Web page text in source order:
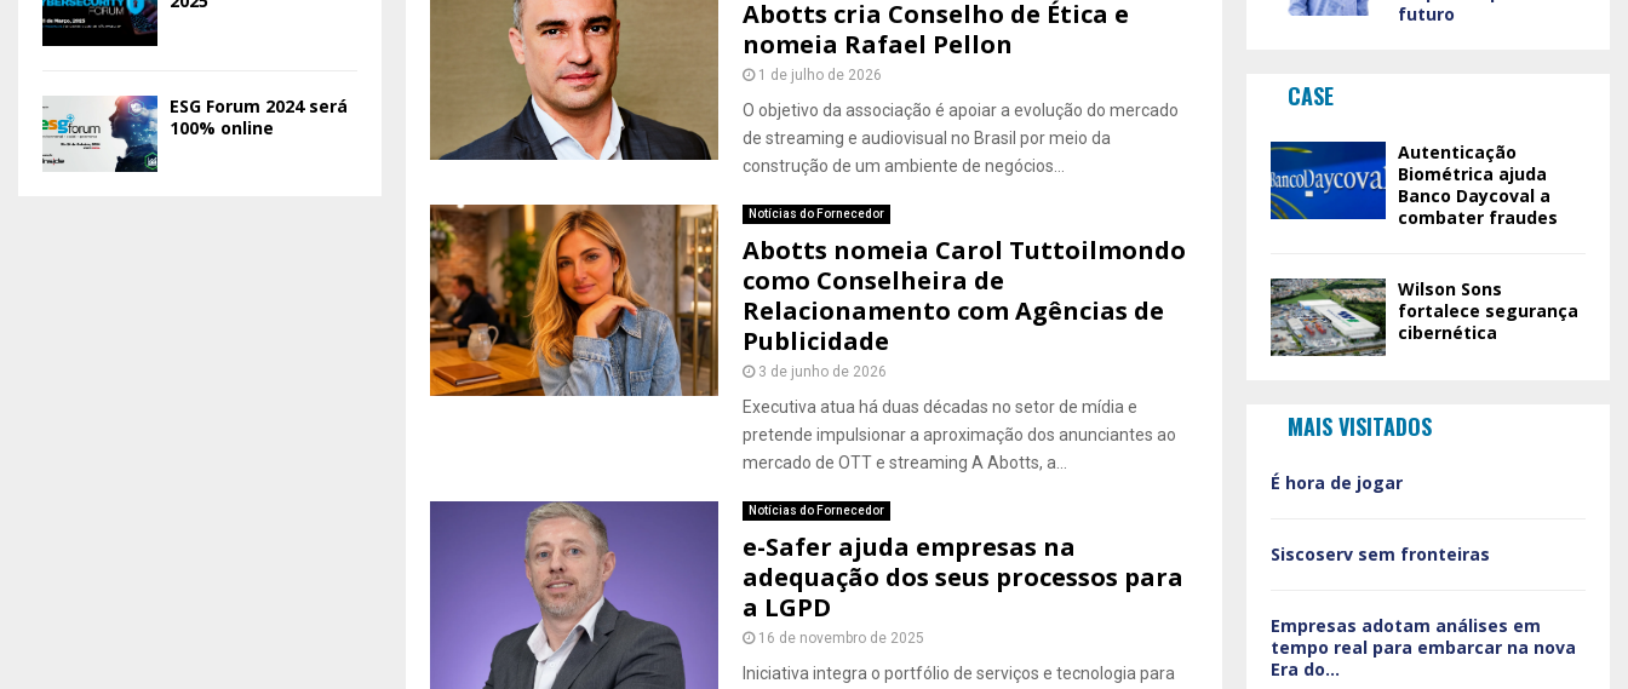
Abotts cria Conselho de Ética e
nomeia Rafael Pellon
1 de julho de 2026
O objetivo da associação é apoiar a evolução do mercado
de streaming e audiovisual no Brasil por meio da
construção de um ambiente de negócios...
Notícias do Fornecedor
Abotts nomeia Carol Tuttoilmondo
como Conselheira de
Relacionamento com Agências de
Publicidade
3 de junho de 2026
Executiva atua há duas décadas no setor de mídia e
pretende impulsionar a aproximação dos anunciantes ao
mercado de OTT e streaming A Abotts, a...
Notícias do Fornecedor
e-Safer ajuda empresas na
adequação dos seus processos para
a LGPD
16 de novembro de 2025
Iniciativa integra o portfólio de serviços e tecnologia para
ESG Forum 2024 será
100% online
futuro
CASE
Autenticação
Biométrica ajuda
Banco Daycoval a
combater fraudes
Wilson Sons
fortalece segurança
cibernética
MAIS VISITADOS
É hora de jogar
Siscoserv sem fronteiras
Empresas adotam análises em
tempo real para embarcar na nova
Era do...